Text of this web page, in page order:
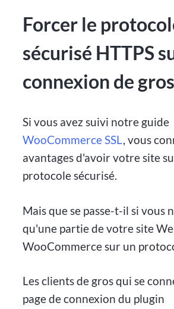
Forcer le
sécurisé HTTPS
connexion de gros
Si vous avez suivi notre guide
WooCommerce SSL, vous
avantages d'avoir votre site
protocole sécurisé.
Mais que se passe-t-il si vous
qu'une partie de votre site
WooCommerce sur un
Les clients de gros qui se
page de connexion du plugin